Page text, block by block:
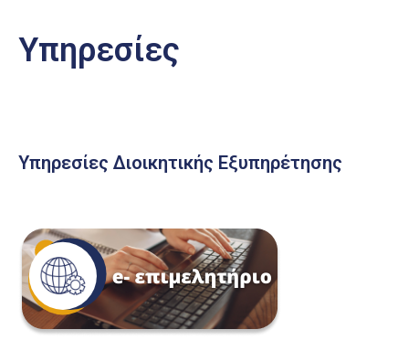
Υπηρεσίες
Υπηρεσίες Διοικητικής Εξυπηρέτησης